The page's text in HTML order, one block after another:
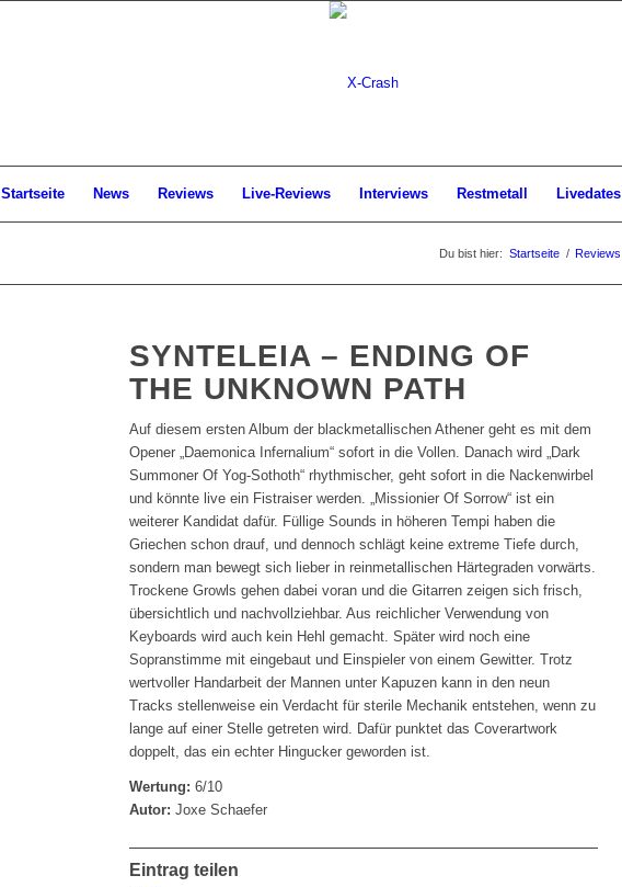
Startseite News Reviews Live-Reviews Interviews Restmetall Livedates
Du bist hier: Startseite / Reviews
SYNTELEIA – ENDING OF
THE UNKNOWN PATH
Auf diesem ersten Album der blackmetallischen Athener geht es mit dem
Opener „Daemonica Infernalium“ sofort in die Vollen. Danach wird „Dark
Summoner Of Yog-Sothoth“ rhythmischer, geht sofort in die Nackenwirbel
und könnte live ein Fistraiser werden. „Missionier Of Sorrow“ ist ein
weiterer Kandidat dafür. Füllige Sounds in höheren Tempi haben die
Griechen schon drauf, und dennoch schlägt keine extreme Tiefe durch,
sondern man bewegt sich lieber in reinmetallischen Härtegraden vorwärts.
Trockene Growls gehen dabei voran und die Gitarren zeigen sich frisch,
übersichtlich und nachvollziehbar. Aus reichlicher Verwendung von
Keyboards wird auch kein Hehl gemacht. Später wird noch eine
Sopranstimme mit eingebaut und Einspieler von einem Gewitter. Trotz
wertvoller Handarbeit der Mannen unter Kapuzen kann in den neun
Tracks stellenweise ein Verdacht für sterile Mechanik entstehen, wenn zu
lange auf einer Stelle getreten wird. Dafür punktet das Coverartwork
doppelt, das ein echter Hingucker geworden ist.
Wertung: 6/10
Autor: Joxe Schaefer
Eintrag teilen